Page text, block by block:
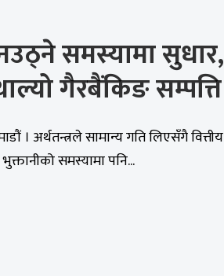
समस्यामा सुधार,
गैरबैंकिङ सम्पत्ति
। अर्थतन्त्रले सामान्य गति लिएसँगै वित्तीय
भुक्तानीको समस्यामा पनि...